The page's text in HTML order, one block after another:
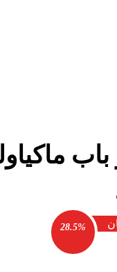
باب
۷۰۰,۷۰۰تومان.28.5%